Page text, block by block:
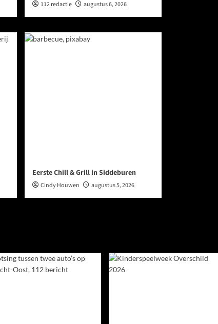
112 redactie augustus 6, 2026
Eerste Chill & Grill in Siddeburen
Cindy Houwen augustus 5, 2026